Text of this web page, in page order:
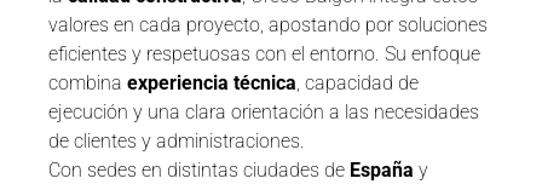
valores en cada proyecto, apostando por soluciones
eficientes y respetuosas con el entorno. Su enfoque
combina experiencia técnica, capacidad de
ejecución y una clara orientación a las necesidades
de clientes y administraciones.
Con sedes en distintas ciudades de España y